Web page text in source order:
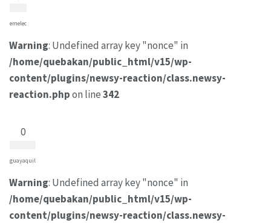
emelec
Warning: Undefined array key "nonce" in
/home/quebakan/public_html/v15/wp-
content/plugins/newsy-reaction/class.newsy-
reaction.phpon line342
0
guayaquil
Warning: Undefined array key "nonce" in
/home/quebakan/public_html/v15/wp-
content/plugins/newsy-reaction/class.newsy-